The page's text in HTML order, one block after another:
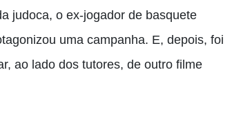
judoca, o ex-jogador de basquete
uma campanha. E, depois, foi
ao lado dos tutores, de outro filme